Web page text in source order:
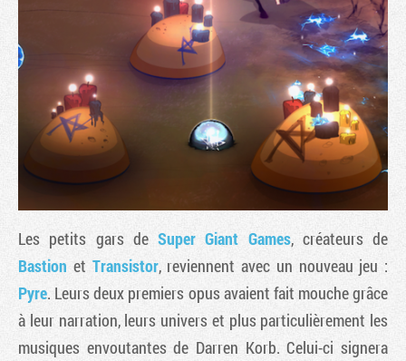
Les petits gars de Super Giant Games, créateurs de
Bastion et Transistor, reviennent avec un nouveau jeu :
Pyre. Leurs deux premiers opus avaient fait mouche grâce
à leur narration, leurs univers et plus particulièrement les
musiques envoutantes de Darren Korb. Celui-ci signera